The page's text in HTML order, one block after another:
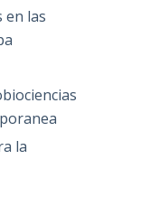
en las
la